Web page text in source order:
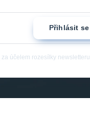
Přihlásit se
za účelem rozesílky newsletteru.